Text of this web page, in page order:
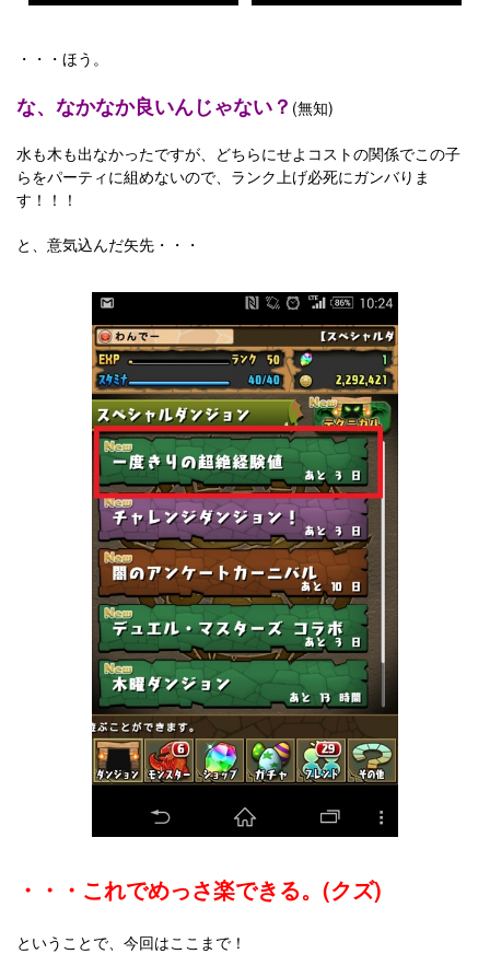
・・・ほう。
な、なかなか良いんじゃない？ (無知)
水も木も出なかったですが、どちらにせよコストの関係でこの子
らをパーティに組めないので、ランク上げ必死にガンバりま
す！！！
と、意気込んだ矢先・・・
・・・これでめっさ楽できる。(クズ)
ということで、今回はここまで！